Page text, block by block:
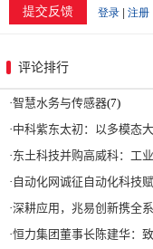
评论排行
·智慧水务与传感器(7)
·中科紫东太初：以多模态
·东土科技并购高威科：工
· 自动化网诚征自动化科技
·深耕应用，兆易创新携全
·恒力集团董事长陈建华：致力于打造全球行业标